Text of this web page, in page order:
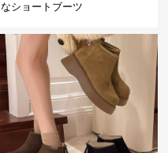
なショートブーツ